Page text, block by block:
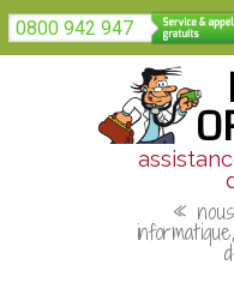
0800 942 947
«
Panneau de gestion des